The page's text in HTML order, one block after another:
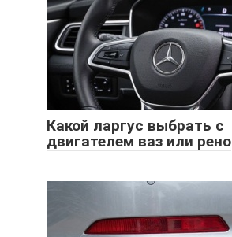
Какой ларгус выбрать с
двигателем ваз или рено